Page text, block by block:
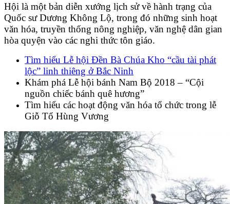
Hội là một bản diễn xướng lịch sử về hành trạng của
Quốc sư Dương Không Lộ, trong đó những sinh hoạt
văn hóa, truyền thống nông nghiệp, văn nghệ dân gian
hòa quyện vào các nghi thức tôn giáo.
Tìm hiểu Lễ hội Đền Bà Chúa Kho “cầu tài phát
lộc” linh thiêng ở Bắc Ninh
Khám phá Lễ hội bánh Nam Bộ 2018 – “Cội
nguồn chiếc bánh quê hương”
Tìm hiểu các hoạt động văn hóa tổ chức trong lễ
Giỗ Tổ Hùng Vương